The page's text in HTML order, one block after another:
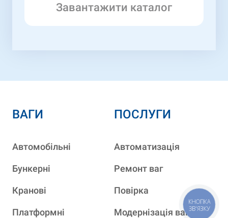
Завантажити каталог
ВАГИ
Автомобільні
Бункерні
Кранові
Платформні
ПОСЛУГИ
Автоматизація
Ремонт ваг
Повірка
Модернізація ваг
КНОПКА
ЗВ'ЯЗКУ